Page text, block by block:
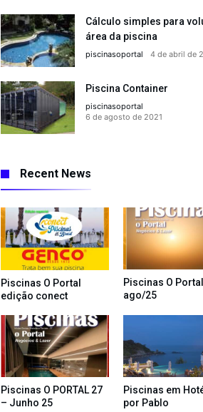
Cálculo simples para
área da piscina
piscinasoportal 4 de abril de
Piscina Container
piscinasoportal
6 de agosto de 2021
Recent News
Piscinas O Portal
edição conect
Piscinas O
ago/25
Piscinas O PORTAL 27
– Junho 25
Piscinas em
por Pablo